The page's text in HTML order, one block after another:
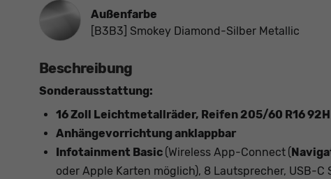
Außenfarbe
[B3B3] Smokey Diamond-Silber Metallic
Beschreibung
Sonderausstattung:
16 Zoll Leichtmetallräder, Reifen 205/60 R16 92H
Anhängevorrichtung anklappbar
Infotainment Basic (Wireless App-Connect (
oder Apple Karten möglich), 8 Lautsprecher, USB-